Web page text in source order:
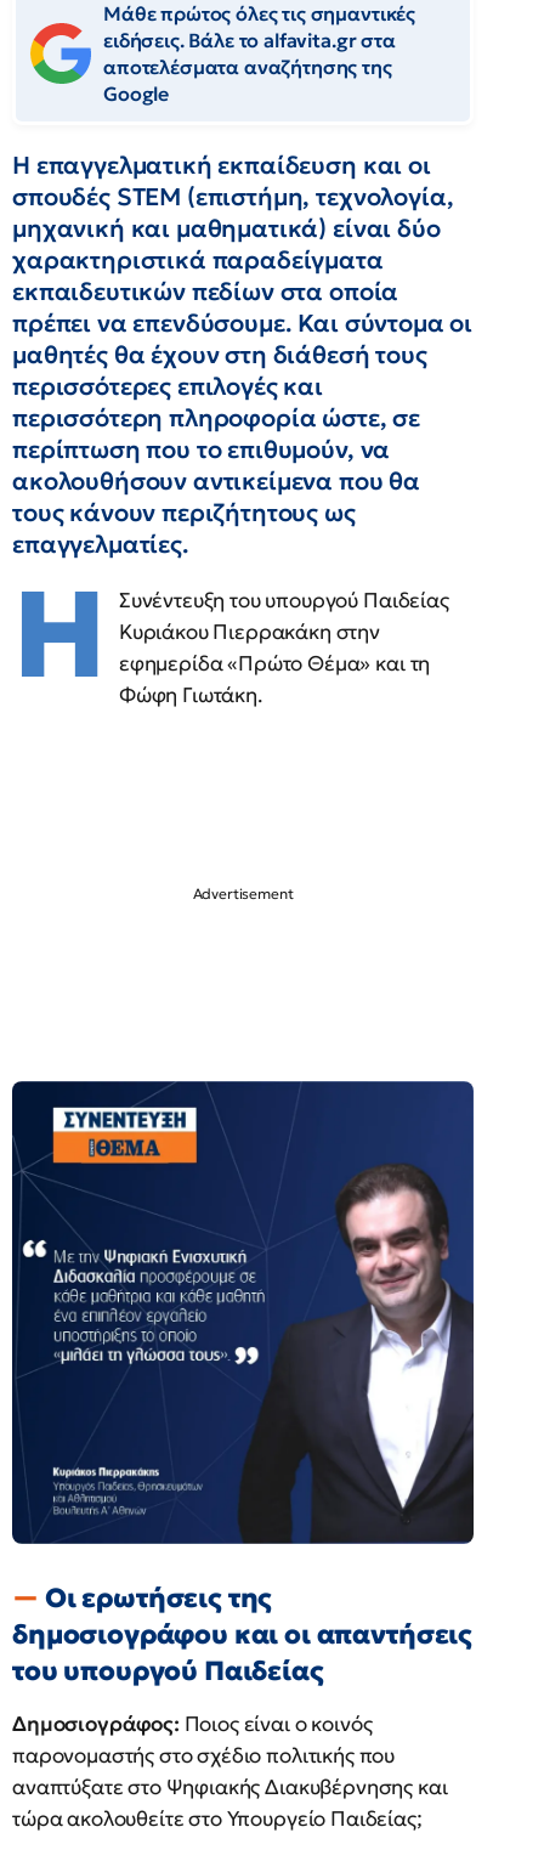
Μάθε πρώτος όλες τις σημαντικές
ειδήσεις. Βάλε το alfavita.gr στα
αποτελέσματα αναζήτησης της
Google
Η επαγγελματική εκπαίδευση και οι
σπουδές STEM (επιστήμη, τεχνολογία,
μηχανική και μαθηματικά) είναι δύο
χαρακτηριστικά παραδείγματα
εκπαιδευτικών πεδίων στα οποία
πρέπει να επενδύσουμε. Και σύντομα οι
μαθητές θα έχουν στη διάθεσή τους
περισσότερες επιλογές και
περισσότερη πληροφορία ώστε, σε
περίπτωση που το επιθυμούν, να
ακολουθήσουν αντικείμενα που θα
τους κάνουν περιζήτητους ως
επαγγελματίες.
Η
Συνέντευξη του υπουργού Παιδείας
Κυριάκου Πιερρακάκη στην
εφημερίδα «Πρώτο Θέμα» και τη
Φώφη Γιωτάκη.
Οι ερωτήσεις της
δημοσιογράφου και οι απαντήσεις
του υπουργού Παιδείας
Δημοσιογράφος: Ποιος είναι ο κοινός
παρονομαστής στο σχέδιο πολιτικής που
αναπτύξατε στο Ψηφιακής Διακυβέρνησης και
τώρα ακολουθείτε στο Υπουργείο Παιδείας;